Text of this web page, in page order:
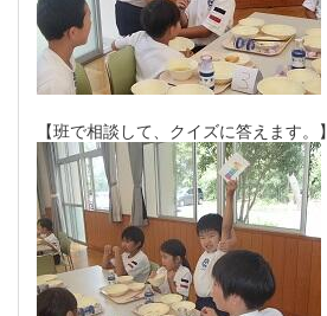
【班で相談して、クイズに答えます。】